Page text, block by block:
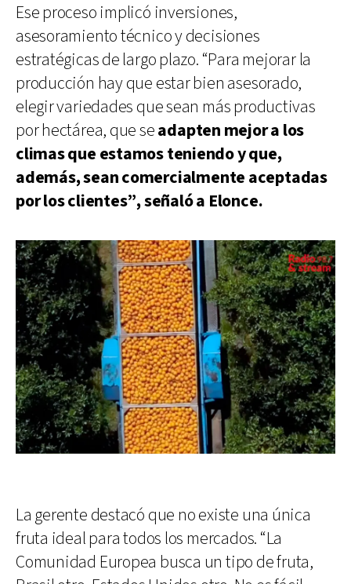
Ese proceso implicó inversiones,
asesoramiento técnico y decisiones
estratégicas de largo plazo. “Para mejorar la
producción hay que estar bien asesorado,
elegir variedades que sean más productivas
por hectárea, que seadapten mejor a los
climas que estamos teniendo y que,
además, sean comercialmente aceptadas
por los clientes”, señaló a Elonce.
La gerente destacó que no existe una única
fruta ideal para todos los mercados. “La
Comunidad Europea busca un tipo de fruta,